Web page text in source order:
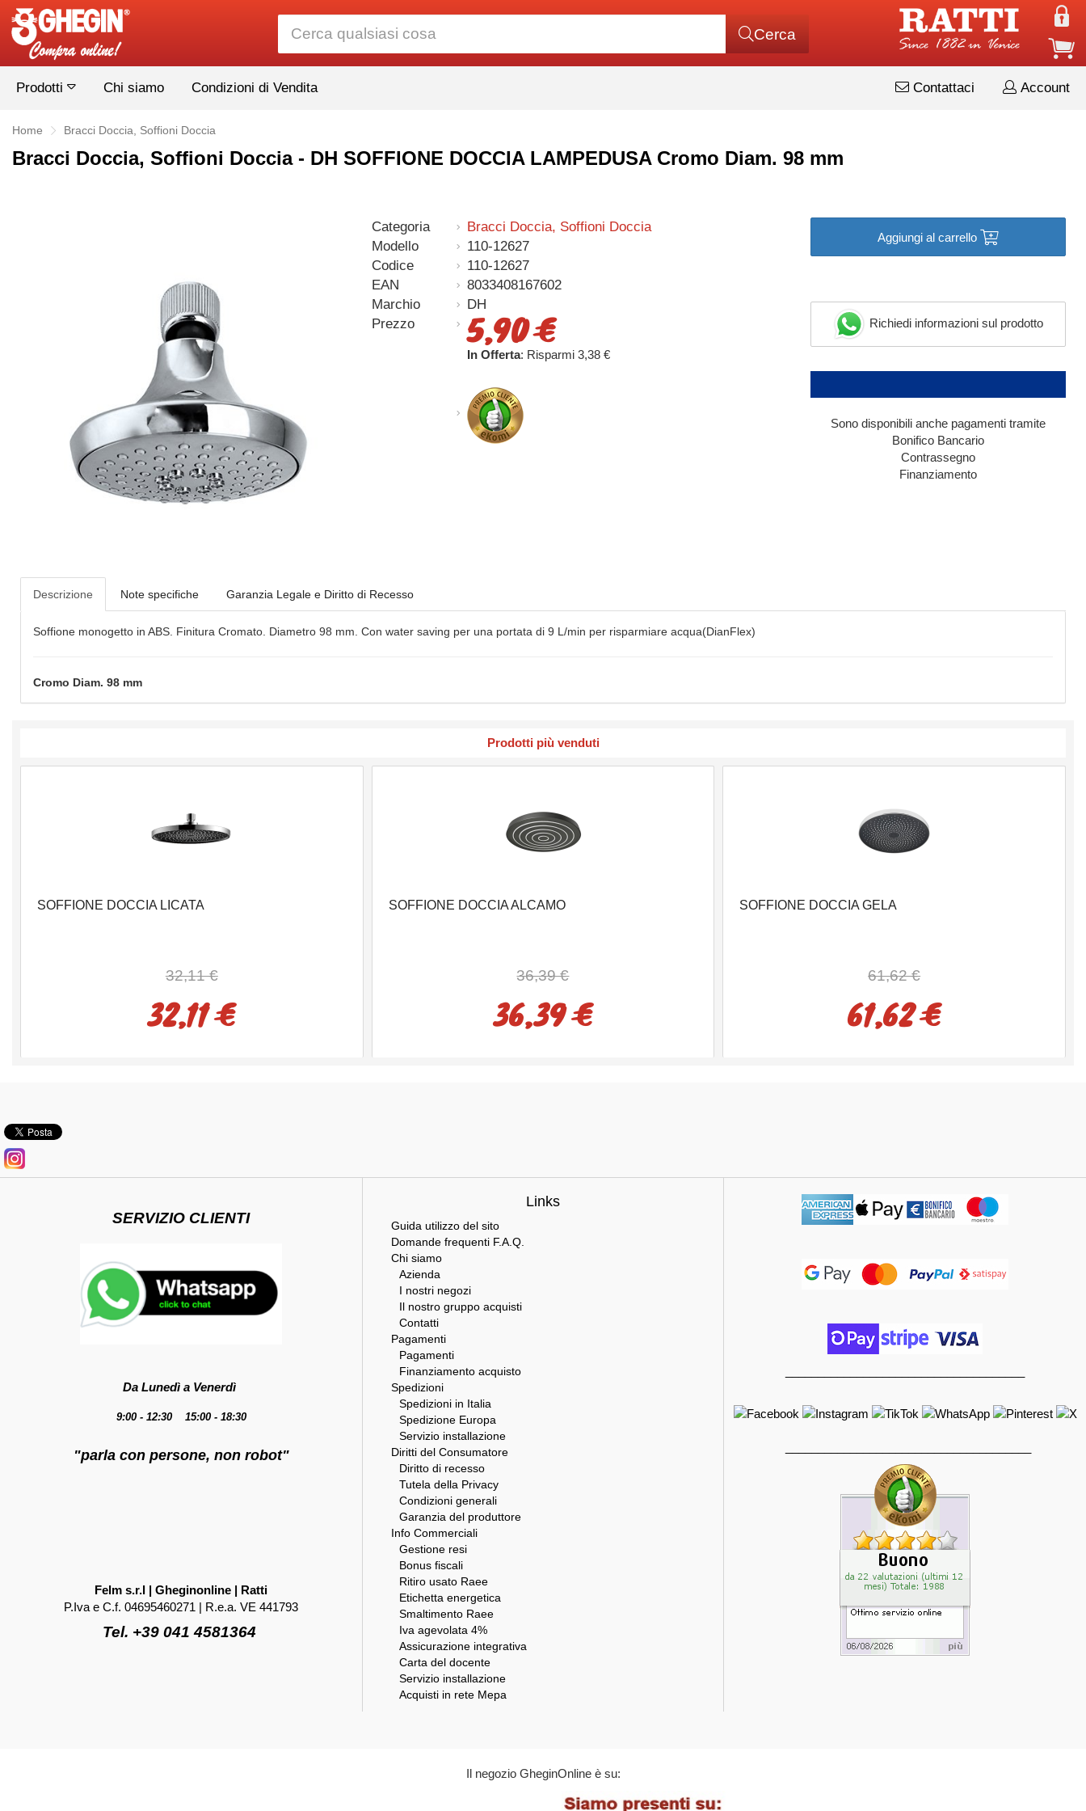
Cerca
Prodotti Chi siamo Condizioni di Vendita Account
Contattaci
Home Bracci Doccia, Soffioni Doccia
Bracci Doccia, Soffioni Doccia - DH SOFFIONE DOCCIA LAMPEDUSA Cromo Diam. 98 mm
Categoria
Bracci Doccia, Soffioni Doccia
Modello
110-12627
Codice
110-12627
EAN
8033408167602
Marchio
DH
Prezzo
5,90 €
In Offerta: Risparmi 3,38 €
Aggiungi al carrello
Richiedi informazioni sul prodotto
Sono disponibili anche pagamenti tramite
Bonifico Bancario
Contrassegno
Finanziamento
Descrizione Note specifiche Garanzia Legale e Diritto di Recesso
Soffione monogetto in ABS. Finitura Cromato. Diametro 98 mm. Con water saving per una portata di 9 L/min per risparmiare acqua(DianFlex)
Cromo Diam. 98 mm
Prodotti più venduti
SOFFIONE DOCCIA LICATA
32,11 €
32,11 €
SOFFIONE DOCCIA ALCAMO
36,39 €
36,39 €
SOFFIONE DOCCIA GELA
61,62 €
61,62 €
SERVIZIO CLIENTI
Da Lunedì a Venerdì
9:00 - 12:30 15:00 - 18:30
"parla con persone, non robot"
Felm s.r.l | Gheginonline | Ratti
P.Iva e C.f. 04695460271 | R.e.a. VE 441793
Tel. +39 041 4581364
Links
Guida utilizzo del sito
Domande frequenti F.A.Q.
Chi siamo
Azienda
I nostri negozi
Il nostro gruppo acquisti
Contatti
Pagamenti
Pagamenti
Finanziamento acquisto
Spedizioni
Spedizioni in Italia
Spedizione Europa
Servizio installazione
Diritti del Consumatore
Diritto di recesso
Tutela della Privacy
Condizioni generali
Garanzia del produttore
Info Commerciali
Gestione resi
Bonus fiscali
Ritiro usato Raee
Etichetta energetica
Smaltimento Raee
Iva agevolata 4%
Assicurazione integrativa
Carta del docente
Servizio installazione
Acquisti in rete Mepa
Il negozio GheginOnline è su: